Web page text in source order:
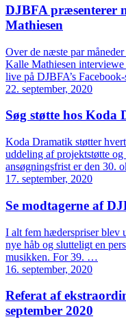
DJBFA præsenterer
Mathiesen
Over de næste par
Kalle Mathiesen
live på DJBFA’s
22. september, 2020
Søg støtte hos Koda
Koda Dramatik støtter
uddeling af projektstøtte
ansøgningsfrist er den 30.
17. september, 2020
Se modtagerne af
I alt fem hæderspriser blev
nye håb og slutteligt en
musikken. For 39. …
16. september, 2020
Referat af
september 2020